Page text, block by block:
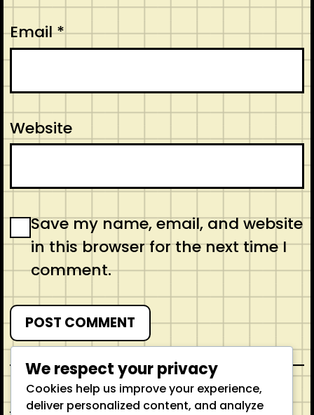
Email*
Website
Save my name, email, and website
in this browser for the next time I
comment.
Previous
We respect your privacy
Cookies help us improve your experience,
deliver personalized content, and analyze